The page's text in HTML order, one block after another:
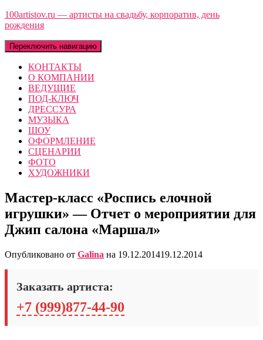
100artistov.ru — артисты на свадьбу, корпоратив, день
рождения
Переключить навигацию
КОНТАКТЫ
О КОМПАНИИ
ВЕДУЩИЕ
ПОД-КЛЮЧ
ДРЕССУРА
МУЗЫКА
ШОУ
ОФОРМЛЕНИЕ
СЦЕНАРИИ
ФОТО
ХУДОЖНИКИ
Мастер-класс «Роспись елочной
игрушки» — Отчет о мероприятии для
Джип салона «Маршал»
Опубликовано от Galina на 19.12.201419.12.2014
Заказать артиста:
+7 (999)877-44-90